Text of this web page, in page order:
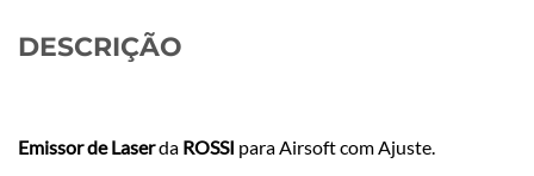
DESCRIÇÃO
Emissor de Laserda ROSSI para Airsoft com Ajuste.